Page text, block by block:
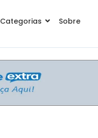
Categorias Sobre